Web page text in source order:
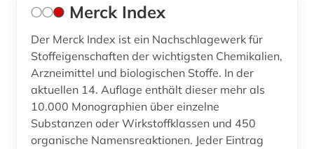
Merck Index
Der Merck Index ist ein Nachschlagewerk für
Stoffeigenschaften der wichtigsten Chemikalien,
Arzneimittel und biologischen Stoffe. In der
aktuellen 14. Auflage enthält dieser mehr als
10.000 Monographien über einzelne
Substanzen oder Wirkstoffklassen und 450
organische Namensreaktionen. Jeder Eintrag